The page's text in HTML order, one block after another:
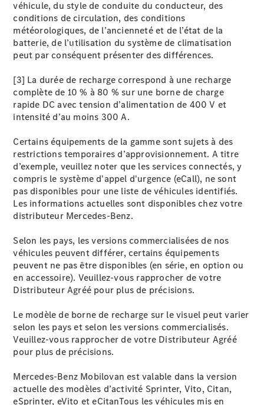
Après-vente
L’après-
Vente
Les services
Accompagnement
personnalisé
Réparateur
agréé
Les services
connectés
Qualité
Mercedes-
Benz
Prendre
rendez-
vous à
l’atelier
Offres
Notices
véhicule, du style de conduite du conducteur, des
conditions de circulation, des conditions
météorologiques, de l’ancienneté et de l’état de la
batterie, de l’utilisation du système de climatisation
peut par conséquent présenter des différences.
[3] La durée de recharge correspond à une recharge
complète de 10 % à 80 % sur une borne de charge
rapide DC avec tension d’alimentation de 400 V et
intensité d’au moins 300 A.
Certains équipements de la gamme sont sujets à des
restrictions temporaires d’approvisionnement. A titre
d’exemple, veuillez noter que les services connectés, y
compris le système d'appel d'urgence (eCall), ne sont
pas disponibles pour une liste de véhicules identifiés.
Les informations actuelles sont disponibles chez votre
distributeur Mercedes-Benz.
Selon les pays, les versions commercialisées de nos
véhicules peuvent différer, certains équipements
peuvent ne pas être disponibles (en série, en option ou
en accessoire). Veuillez-vous rapprocher de votre
Distributeur Agréé pour plus de précisions.
Le modèle de borne de recharge sur le visuel peut varier
selon les pays et selon les versions commercialisés.
Veuillez-vous rapprocher de votre Distributeur Agréé
pour plus de précisions.
Mercedes-Benz Mobilovan est valable dans la version
actuelle des modèles d’activité Sprinter, Vito, Citan,
eSprinter, eVito et eCitanTous les véhicules mis en